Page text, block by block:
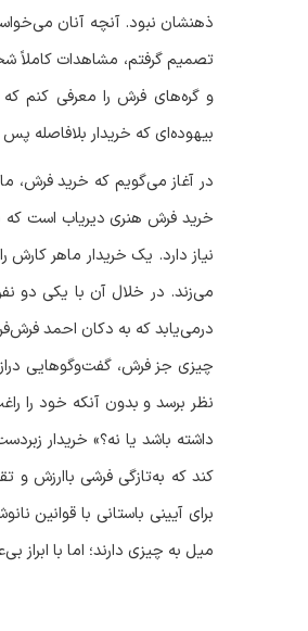
ذهنشان نبود. آنچه آنان
تصمیم گرفتم، مشاهدات کاملاً
و گره‌های فرش را معرفی کنم که
بیهوده‌ای که خریدار بلافاصله
در آغاز می‌گویم که خرید فرش،
خرید فرش هنری دیریاب است که
نیاز دارد. یک خریدار ماهر
می‌زند. در خلال آن با یکی دو
درمی‌یابد که به دکان احمد
چیزی جز فرش، گفت‌وگوهایی دراز
نظر برسد و بدون آنکه خود را
داشته باشد یا نه؟» خریدار
کند که به‌تازگی فرشی باارزش
برای آیینی باستانی با
میل به چیزی دارند؛ اما با